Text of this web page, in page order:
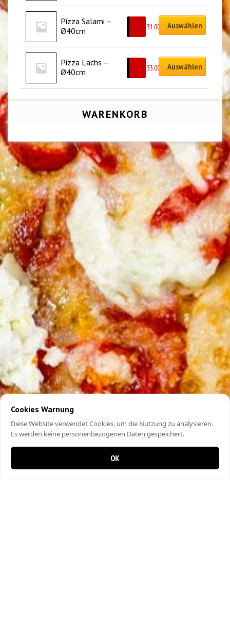
Pizza Salami –
Ø40cm
31.00 Auswählen
Pizza Lachs –
Ø40cm
33.00 Auswählen
WARENKORB
Cookies Warnung
Diese Website verwendet Cookies, um die Nutzung zu analysieren.
Es werden keine personenbezogenen Daten gespeichert.
OK